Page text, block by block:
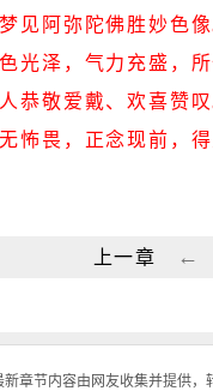
见阿弥陀佛胜妙色
光泽，气力充盛，
恭敬爱戴、欢喜赞
怖畏，正念现前，
上一章 ←
新章节内容由网友收集并提供